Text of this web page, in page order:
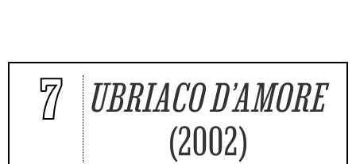
7
UBRIACO D’AMORE
(2002)